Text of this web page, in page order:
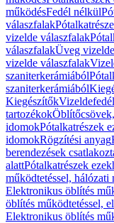
működésFedél nélkül
válaszfalak
vizelde válaszfalak
válaszfalakÜveg
vizelde válaszfalak
szaniterkerámiából
szaniterkerámiából
KiegészítőkVizeldefedél
tartozékok
idomokPótalkatrészek
idomokRögzítési anyag
berendezések
alattPótalkatrészek
működtetéssel, hálózati
Elektronikus öblítés
öblítés működtetéssel,
Elektronikus öblítés